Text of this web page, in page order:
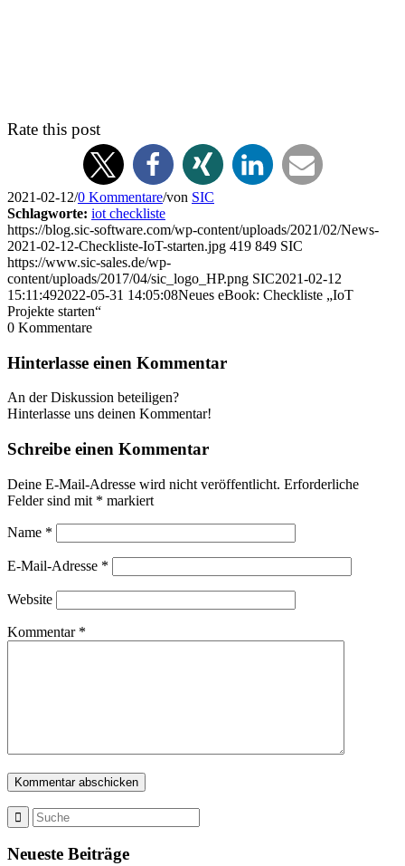
Rate this post
2021-02-12/0 Kommentare/von SIC
Schlagworte: iot checkliste
https://blog.sic-software.com/wp-content/uploads/2021/02/News-
2021-02-12-Checkliste-IoT-starten.jpg 419 849 SIC
https://www.sic-sales.de/wp-
content/uploads/2017/04/sic_logo_HP.png SIC2021-02-12
15:11:492022-05-31 14:05:08Neues eBook: Checkliste „IoT
Projekte starten“
0 Kommentare
Hinterlasse einen Kommentar
An der Diskussion beteiligen?
Hinterlasse uns deinen Kommentar!
Schreibe einen Kommentar
Deine E-Mail-Adresse wird nicht veröffentlicht. Erforderliche
Felder sind mit * markiert
Name *
E-Mail-Adresse *
Website
Kommentar *
Neueste Beiträge